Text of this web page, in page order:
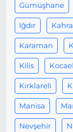
Gümüşhane
Iğdır
Karaman
Kilis
Kırklareli
Manisa
Nevşehir